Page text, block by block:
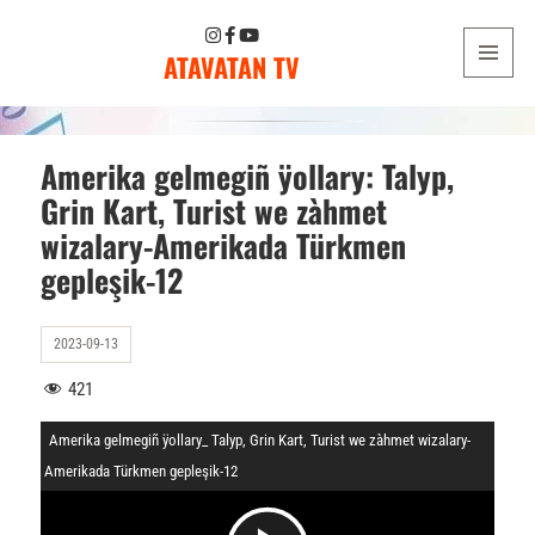
ATAVATAN TV
Amerika gelmegiñ ÿollary: Talyp,
Grin Kart, Turist we zàhmet
wizalary-Amerikada Türkmen
gepleşik-12
2023-09-13
421
Amerika gelmegiñ ÿollary_ Talyp, Grin Kart, Turist we zàhmet wizalary-
Amerikada Türkmen gepleşik-12